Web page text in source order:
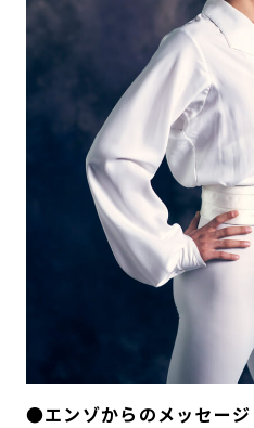
●エンゾからのメッセージ